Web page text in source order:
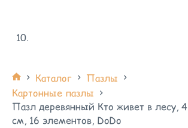
Каталог
Пазлы
Картонные пазлы
Пазл деревянный Кто живет в лесу,
см, 16 элементов, DoDo